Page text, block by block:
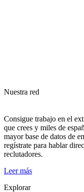
Nuestra red
Consigue trabajo en el
que crees y miles de
mayor base de datos de
regístrate para hablar
reclutadores.
Leer más
Explorar